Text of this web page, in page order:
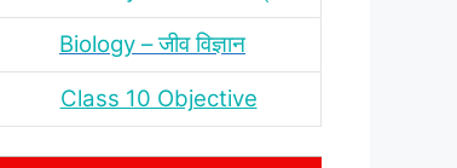
Biology – जीव विज्ञान
Class 10 Objective